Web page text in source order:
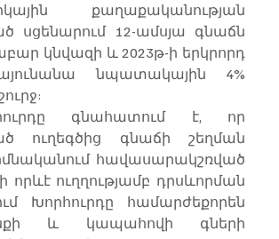
քաղաքականության
սցենարում 12-ամսյա գնաճն
կնվազի և 2023թ-ի երկրորդ
նպատակային 4%
գնահատում է, որ
ուղեգծից գնաճի շեղման
հավասարակշռված
որևէ ուղղությամբ դրսևորման
Խորհուրդը համարժեքորեն
և կապահովի գների